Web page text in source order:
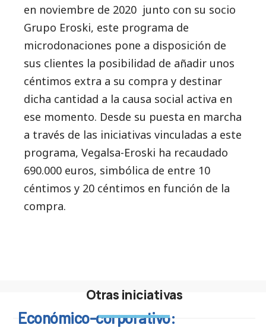
en noviembre de 2020 junto con su socio
Grupo Eroski, este programa de
microdonaciones pone a disposición de
sus clientes la posibilidad de añadir unos
céntimos extra a su compra y destinar
dicha cantidad a la causa social activa en
ese momento. Desde su puesta en marcha
a través de las iniciativas vinculadas a este
programa, Vegalsa-Eroski ha recaudado
690.000 euros, simbólica de entre 10
céntimos y 20 céntimos en función de la
compra.
Otras iniciativas
Económico-corporativo: